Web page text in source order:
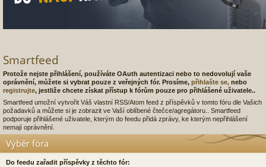
Smartfeed
Protože nejste přihlášení, používáte OAuth autentizaci nebo to nedovolují vaše
oprávnění, můžete si vybrat pouze z veřejných fór. Prosíme, přihlašte se, nebo
registrujte, jestliže chcete získat přístup k fórům pouze pro přihlášené uživatele..
Smartfeed umožní vytvořit Váš vlastní RSS/Atom feed z příspěvků v tomto fóru dle Vašich
požadavků a můžete si je zobrazit ve Vaší oblíbené čtečce/agregátoru.. Smartfeed
podporuje přihlášené uživatele, kterým do feedu přidá zprávy, ke kterým nepřihlášení
nemají oprávnění.
Výběr fóra
Do feedu zařadit příspěvky z těchto fór: